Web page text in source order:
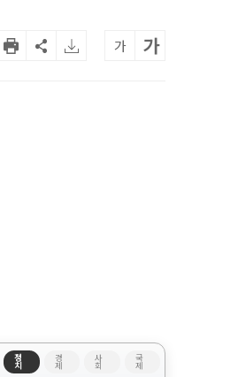
가 가
정
치
경
제
사
회
국
제